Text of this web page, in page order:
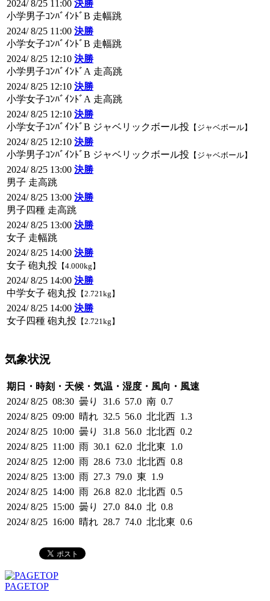
2024/ 8/25 11:00 決勝
小学男子ｺﾝﾊﾞｲﾝﾄﾞB 走幅跳
2024/ 8/25 11:00 決勝
小学女子ｺﾝﾊﾞｲﾝﾄﾞB 走幅跳
2024/ 8/25 12:10 決勝
小学男子ｺﾝﾊﾞｲﾝﾄﾞA 走高跳
2024/ 8/25 12:10 決勝
小学女子ｺﾝﾊﾞｲﾝﾄﾞA 走高跳
2024/ 8/25 12:10 決勝
小学女子ｺﾝﾊﾞｲﾝﾄﾞB ジャベリックボール投 【ジャベボール】
2024/ 8/25 12:10 決勝
小学男子ｺﾝﾊﾞｲﾝﾄﾞB ジャベリックボール投 【ジャベボール】
2024/ 8/25 13:00 決勝
男子 走高跳
2024/ 8/25 13:00 決勝
男子四種 走高跳
2024/ 8/25 13:00 決勝
女子 走幅跳
2024/ 8/25 14:00 決勝
女子 砲丸投 【4.000kg】
2024/ 8/25 14:00 決勝
中学女子 砲丸投 【2.721kg】
2024/ 8/25 14:00 決勝
女子四種 砲丸投 【2.721kg】
気象状況
期日・時刻・天候・気温・湿度・風向・風速
2024/ 8/25 08:30 曇り 31.6 57.0 南 0.7
2024/ 8/25 09:00 晴れ 32.5 56.0 北北西 1.3
2024/ 8/25 10:00 曇り 31.8 56.0 北北西 0.2
2024/ 8/25 11:00 雨 30.1 62.0 北北東 1.0
2024/ 8/25 12:00 雨 28.6 73.0 北北西 0.8
2024/ 8/25 13:00 雨 27.3 79.0 東 1.9
2024/ 8/25 14:00 雨 26.8 82.0 北北西 0.5
2024/ 8/25 15:00 曇り 27.0 84.0 北 0.8
2024/ 8/25 16:00 晴れ 28.7 74.0 北北東 0.6
PAGETOP